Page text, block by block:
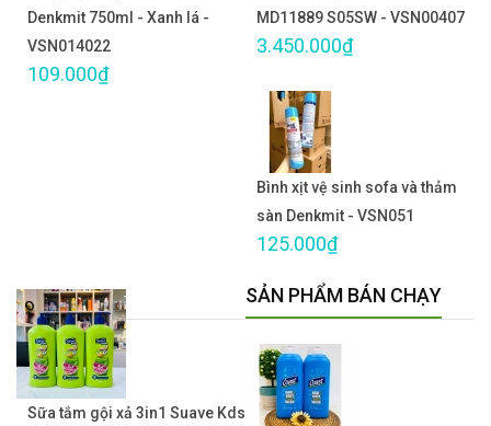
Denkmit 750ml - Xanh lá -
VSN014022
109.000₫
MD11889 S05SW - VSN00407
3.450.000₫
Bình xịt vệ sinh sofa và thảm
sàn Denkmit - VSN051
125.000₫
Sữa tắm gội xả 3in1 Suave Kds
SẢN PHẨM BÁN CHẠY